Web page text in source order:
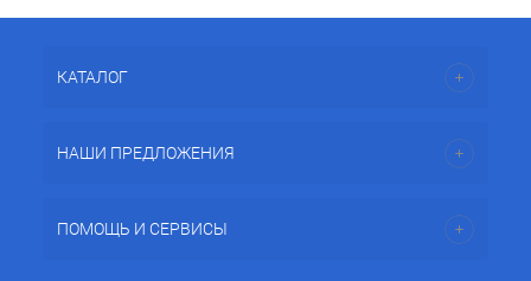
КАТАЛОГ
НАШИ ПРЕДЛОЖЕНИЯ
ПОМОЩЬ И СЕРВИСЫ